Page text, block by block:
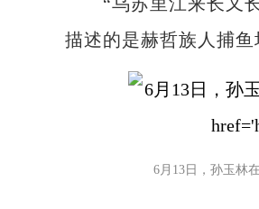
描述的是赫哲族人捕鱼
6月13日，孙玉林